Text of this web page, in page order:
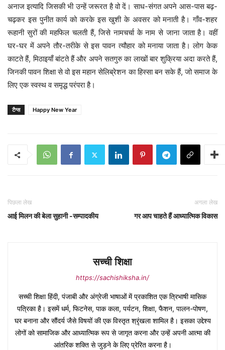
अनाज इत्यादि जिसकी भी उन्हें जरूरत है वो दें। साध-संगत अपने आस-पास बढ़-
चढ़कर इस पुनीत कार्य को करके इस खुशी के अवसर को मनाती है। गाँव-शहर
रूहानी सुरों की महफिल चलती हैं, जिसे नामचर्चा के नाम से जाना जाता है। वहीं
घर-घर में अपने तौर-तरीके से इस पावन त्यौहार को मनाया जाता है। लोग केक
काटते हैं, मिठाइयाँ बांटते हैं और अपने सतगुरु का लाखों बार शुक्रिया अदा करते हैं,
जिनकी पावन शिक्षा से वो इस महान सेलिब्रेशन का हिस्सा बन सके हैं, जो समाज के
लिए एक स्वस्थ व समृद्ध परंपरा है।
टैग्स Happy New Year
पिछला लेख
आई मिलन की बेला सुहानी -सम्पादकीय
अगला लेख
गर आप चाहते हैं आध्यात्मिक विकास
सच्ची शिक्षा
https://sachishiksha.in/
सच्ची शिक्षा हिंदी, पंजाबी और अंग्रेजी भाषाओं में प्रकाशित एक त्रिभाषी मासिक
पत्रिका है। इसमें धर्म, फिटनेस, पाक कला, पर्यटन, शिक्षा, फैशन, पालन-पोषण,
घर बनाना और सौंदर्य जैसे विषयों की एक विस्तृत श्रृंखला शामिल है। इसका उद्देश्य
लोगों को सामाजिक और आध्यात्मिक रूप से जागृत करना और उन्हें अपनी आत्मा की
आंतरिक शक्ति से जुड़ने के लिए प्रेरित करना है।